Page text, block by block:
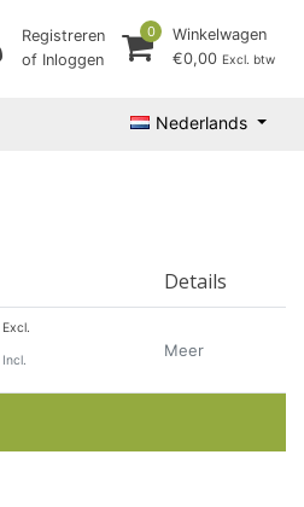
Registreren
of Inloggen
0
Winkelwagen
€0,00 Excl. btw
Nederlands
Details
Excl.
Incl.
Meer